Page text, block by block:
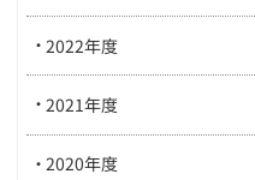
2022年度
2021年度
2020年度